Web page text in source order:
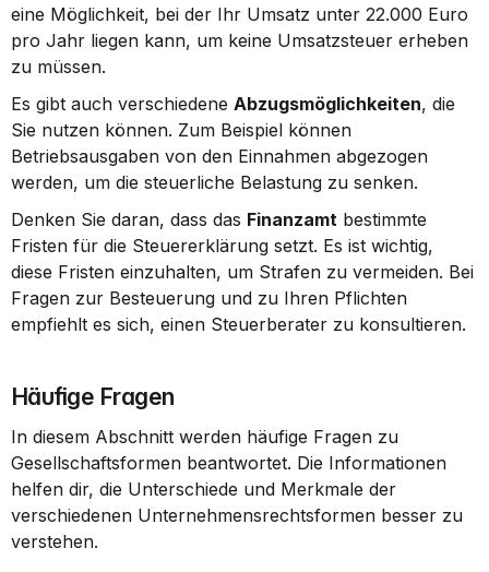
eine Möglichkeit, bei der Ihr Umsatz unter 22.000 Euro
pro Jahr liegen kann, um keine Umsatzsteuer erheben
zu müssen.
Es gibt auch verschiedene Abzugsmöglichkeiten, die
Sie nutzen können. Zum Beispiel können
Betriebsausgaben von den Einnahmen abgezogen
werden, um die steuerliche Belastung zu senken.
Denken Sie daran, dass das Finanzamt bestimmte
Fristen für die Steuererklärung setzt. Es ist wichtig,
diese Fristen einzuhalten, um Strafen zu vermeiden. Bei
Fragen zur Besteuerung und zu Ihren Pflichten
empfiehlt es sich, einen Steuerberater zu konsultieren.
Häufige Fragen
In diesem Abschnitt werden häufige Fragen zu
Gesellschaftsformen beantwortet. Die Informationen
helfen dir, die Unterschiede und Merkmale der
verschiedenen Unternehmensrechtsformen besser zu
verstehen.